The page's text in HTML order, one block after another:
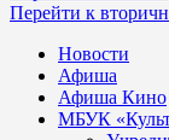
и досуг"
Перейти к
Новости
Афиша
Афиша Кино
МБУК